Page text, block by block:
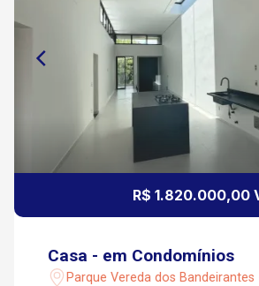
R$ 1.820.000,00
Casa - em Condomínios
Parque Vereda dos